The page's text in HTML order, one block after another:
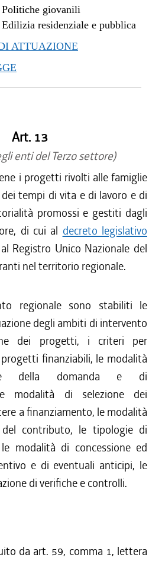
Politiche giovanili
Edilizia residenziale e pubblica
ATTUAZIONE
Art. 13
enti del Terzo settore)
i progetti rivolti alle famiglie
tempi di vita e di lavoro e di
promossi e gestiti dagli
di cui al decreto legislativo
Registro Unico Nazionale del
nel territorio regionale.
regionale sono stabiliti le
degli ambiti di intervento
dei progetti, i criteri per
finanziabili, le modalità
della domanda e di
modalità di selezione dei
a finanziamento, le modalità
contributo, le tipologie di
modalità di concessione ed
e di eventuali anticipi, le
di verifiche e controlli.
da art. 59, comma 1, lettera